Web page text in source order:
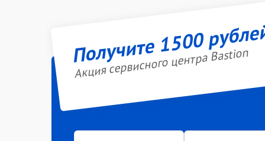
Получите 1500
Акция сервисного центра Bastion